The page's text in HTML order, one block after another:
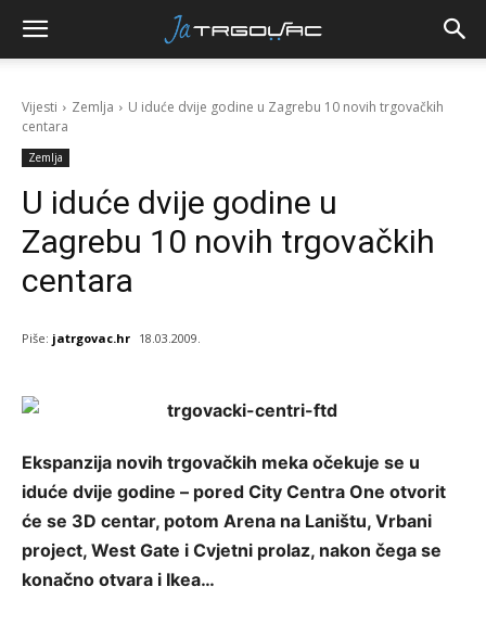
Vijesti Zemlja
U iduće dvije godine u Zagrebu 10 novih trgovačkih
centara
Zemlja
U iduće dvije godine u
Zagrebu 10 novih trgovačkih
centara
Piše: jatrgovac.hr 18.03.2009.
Ekspanzija novih trgovačkih meka očekuje se u
iduće dvije godine – pored City Centra One otvorit
će se 3D centar, potom Arena na Laništu, Vrbani
project, West Gate i Cvjetni prolaz, nakon čega se
konačno otvara i Ikea…